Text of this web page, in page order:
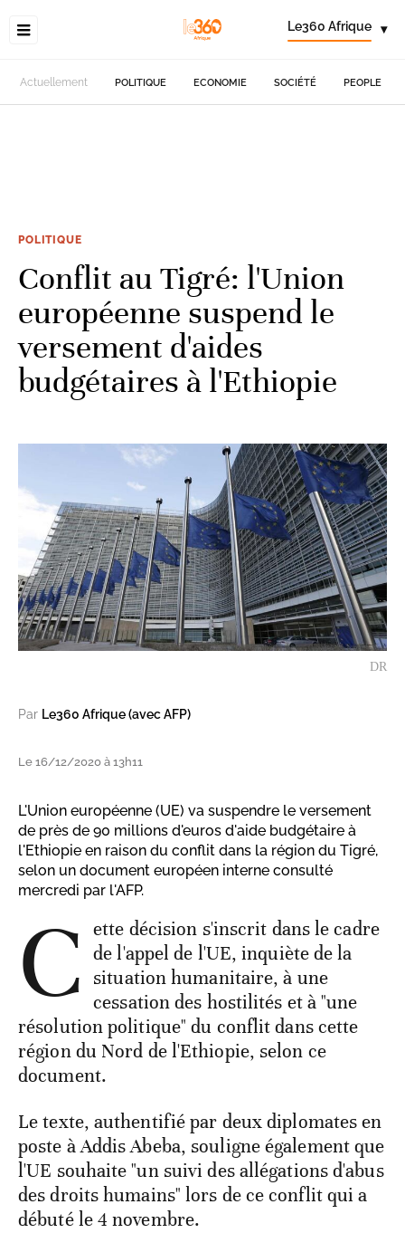
Le360 Afrique ▾
Actuellement POLITIQUE ECONOMIE SOCIÉTÉ PEOPLE
POLITIQUE
Conflit au Tigré: l'Union
européenne suspend le
versement d'aides
budgétaires à l'Ethiopie
DR
Par Le360 Afrique (avec AFP)
Le 16/12/2020 à 13h11
L'Union européenne (UE) va suspendre le versement
de près de 90 millions d'euros d'aide budgétaire à
l'Ethiopie en raison du conflit dans la région du Tigré,
selon un document européen interne consulté
mercredi par l'AFP.
C ette décision s'inscrit dans le cadre
de l'appel de l'UE, inquiète de la
situation humanitaire, à une
cessation des hostilités et à "une
résolution politique" du conflit dans cette
région du Nord de l'Ethiopie, selon ce
document.
Le texte, authentifié par deux diplomates en
poste à Addis Abeba, souligne également que
l'UE souhaite "un suivi des allégations d'abus
des droits humains" lors de ce conflit qui a
débuté le 4 novembre.